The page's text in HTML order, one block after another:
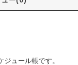
ュール帳です。